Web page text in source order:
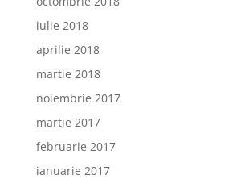
iulie 2018
aprilie 2018
martie 2018
noiembrie 2017
martie 2017
februarie 2017
ianuarie 2017